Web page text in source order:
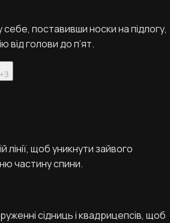
себе, поставивши носки на підлогу,
від голови до п’ят.
+3
лінії, щоб уникнути зайвого
частину спини.
сідниць і квадрицепсів, щоб